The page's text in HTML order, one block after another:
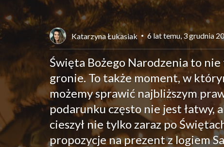
Katarzyna Łukasiak 6 lat temu, 3 grudnia
Święta Bożego Narodzenia to
gronie. To także moment, w
możemy sprawić najbliższym
podarunku często nie jest łatwy,
cieszył nie tylko zaraz po
propozycje na prezent z logiem